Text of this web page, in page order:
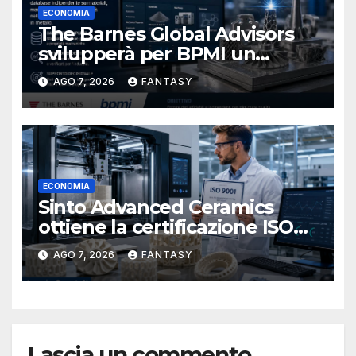
ECONOMIA
The Barnes Global Advisors
svilupperà per BPMI un
database per la stampa 3D
metallica destinata alla filiera
navale statunitense
AGO 7, 2026 FANTASY
ECONOMIA
Sinto Advanced Ceramics
ottiene la certificazione ISO
9001 per la stampa 3D di
ceramiche tecniche
AGO 7, 2026 FANTASY